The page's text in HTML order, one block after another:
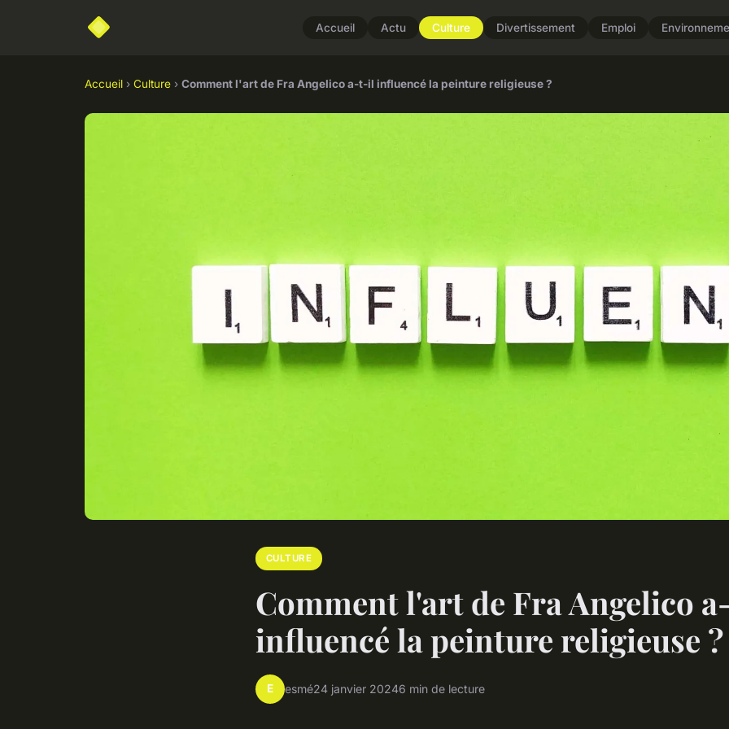
Accueil Actu Culture Divertissement Emploi
Accueil › Culture › Comment l'art de Fra Angelico a-t-il influencé la peinture religieuse ?
CULTURE
Comment l'art de Fra Angelico
influencé la peinture religieuse ?
E esmé24 janvier 20246 min de lecture